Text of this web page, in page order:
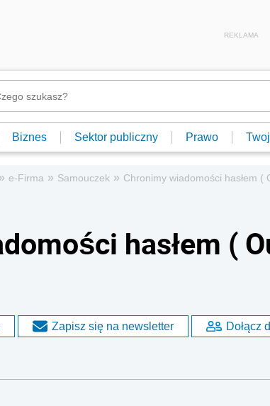
REKLAMA
Biznes Sektor publiczny Prawo
» e-Firma » Samouczek » Chronimy wiadomości hasłem (
hasłem (
Zapisz się na newsletter Dołącz